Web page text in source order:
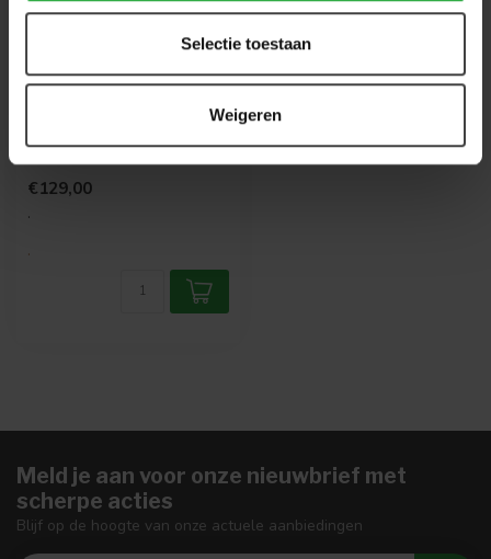
Selectie toestaan
Weigeren
Faces 018
blauw kleurig sjaaltje om de
€129,00
.
.
Meld je aan voor onze nieuwbrief met
scherpe acties
Blijf op de hoogte van onze actuele aanbiedingen